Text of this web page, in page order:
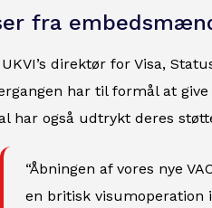
fra
direktør for Visa,
har til formål at
har også udtrykt deres
“Åbningen af vores nye
en britisk visumoperation